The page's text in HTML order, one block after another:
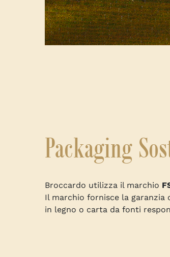
Packaging
Broccardo utilizza il marchio
Il marchio fornisce la
in legno o carta da fonti